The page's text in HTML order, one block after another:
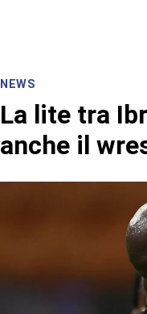
NEWS
La lite tra
anche il